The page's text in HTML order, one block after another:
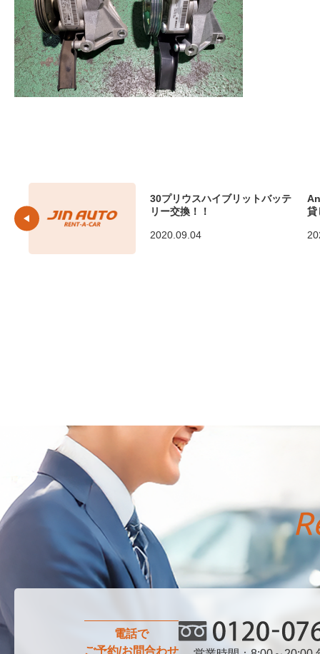
30プリウスハイブリットバッテ
リー交換！！
2020.09.04
貸
電話で
ご予約/お問合わせ